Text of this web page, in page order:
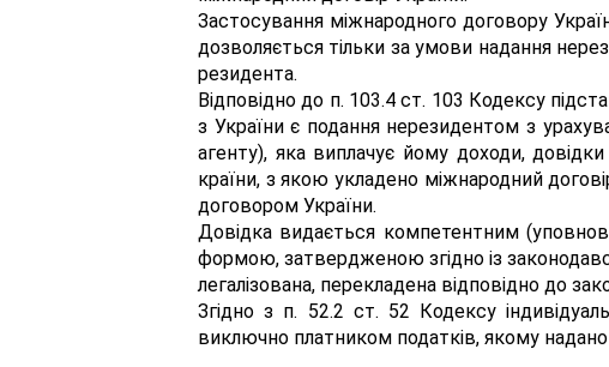
Застосування міжнародного договору
дозволяється тільки за умови надання
резидента.
Відповідно до п. 103.4 ст. 103 Кодексу
з України є подання нерезидентом з
агенту), яка виплачує йому доходи,
країни, з якою укладено міжнародний
договором України.
Довідка видається компетентним
формою, затвердженою згідно із
легалізована, перекладена відповідно до
Згідно з п. 52.2 ст. 52 Кодексу
виключно платником податків, якому